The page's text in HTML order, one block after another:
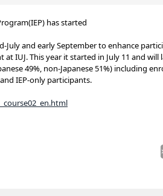
has started
and early September to enhance
IUJ. This year it started in July 11 and will
49%, non-Japanese 51%) including
IEP-only participants.